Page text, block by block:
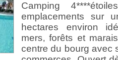
Camping
emplacements sur
hectares environ
mers, forêts et
centre du bourg avec